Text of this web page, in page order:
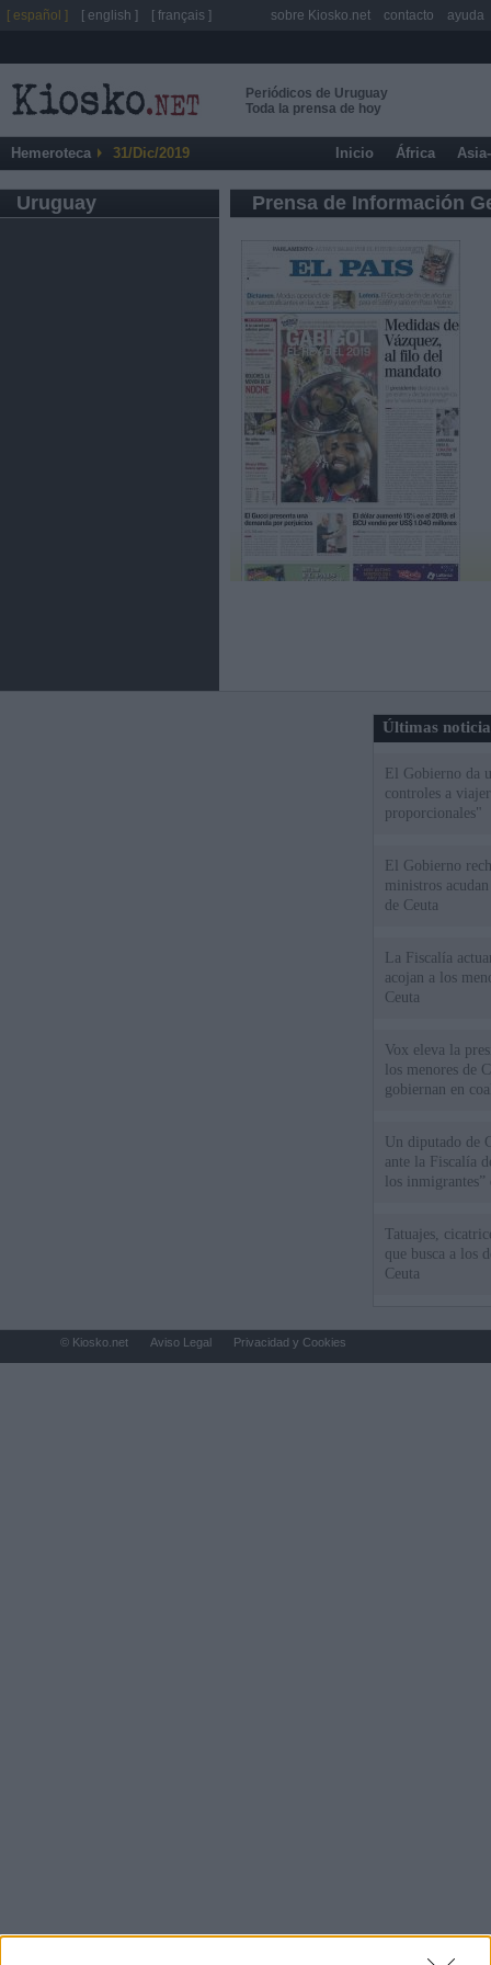
Periódicos de Uruguay
Toda la prensa de hoy
Hemeroteca 31/Dic/2019 Inicio África
Uruguay Prensa de Información
Últimas
El Gobierno da
controles a
proporcionales"
El Gobierno
ministros
de Ceuta
La Fiscalía
acojan a los
Ceuta
Vox eleva la
los menores de
gobiernan en
Un diputado de
ante la Fiscalía
los inmigrantes”
Tatuajes,
que busca a los
Ceuta
[ español ] [ english ] [ français ] sobre Kiosko.net contacto ayuda
© Kiosko.net Aviso Legal Privacidad y Cookies